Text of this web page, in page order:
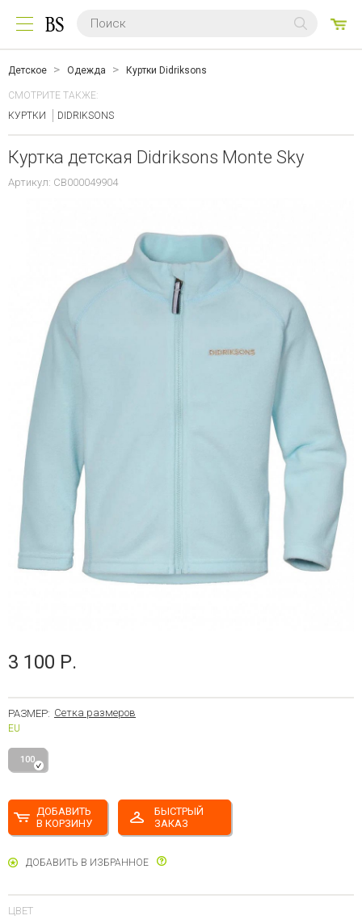
Детское Одежда Куртки Didriksons
СМОТРИТЕ ТАКЖЕ:
КУРТКИ
DIDRIKSONS
Куртка детская Didriksons Monte Sky
Артикул: CB000049904
3 100 Р.
РАЗМЕР: Сетка размеров
EU
100
ДОБАВИТЬ
В КОРЗИНУ
БЫСТРЫЙ
ЗАКАЗ
ДОБАВИТЬ В ИЗБРАННОЕ
ЦВЕТ